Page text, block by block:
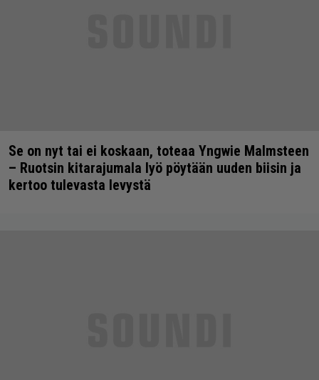
Se on nyt tai ei koskaan, toteaa Yngwie Malmsteen
– Ruotsin kitarajumala lyö pöytään uuden biisin ja
kertoo tulevasta levystä